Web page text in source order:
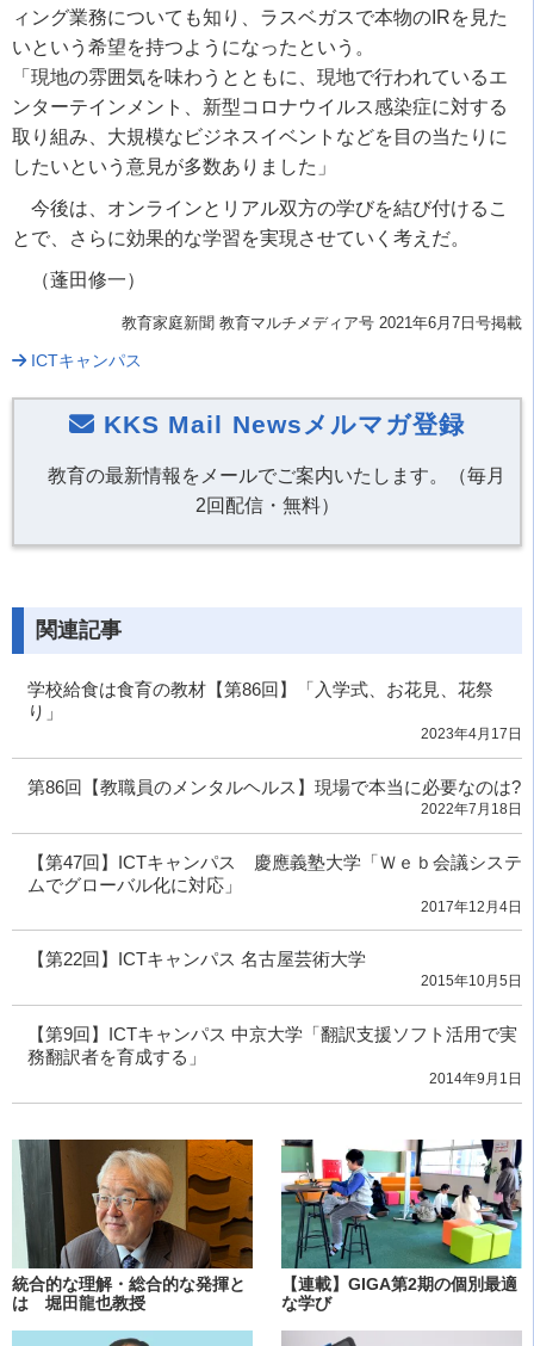
ィング業務についても知り、ラスベガスで本物のIRを見た
いという希望を持つようになったという。
「現地の雰囲気を味わうとともに、現地で行われているエ
ンターテインメント、新型コロナウイルス感染症に対する
取り組み、大規模なビジネスイベントなどを目の当たりに
したいという意見が多数ありました」
今後は、オンラインとリアル双方の学びを結び付けるこ
とで、さらに効果的な学習を実現させていく考えだ。
（蓬田修一）
教育家庭新聞 教育マルチメディア号 2021年6月7日号掲載
ICTキャンパス
KKS Mail Newsメルマガ登録
教育の最新情報をメールでご案内いたします。（毎月
2回配信・無料）
関連記事
学校給食は食育の教材【第86回】「入学式、お花見、花祭
り」
2023年4月17日
第86回【教職員のメンタルヘルス】現場で本当に必要なのは?
2022年7月18日
【第47回】ICTキャンパス 慶應義塾大学「Ｗｅｂ会議システ
ムでグローバル化に対応」
2017年12月4日
【第22回】ICTキャンパス 名古屋芸術大学
2015年10月5日
【第9回】ICTキャンパス 中京大学「翻訳支援ソフト活用で実
務翻訳者を育成する」
2014年9月1日
統合的な理解・総合的な発揮と
は 堀田龍也教授
【連載】GIGA第2期の個別最適
な学び